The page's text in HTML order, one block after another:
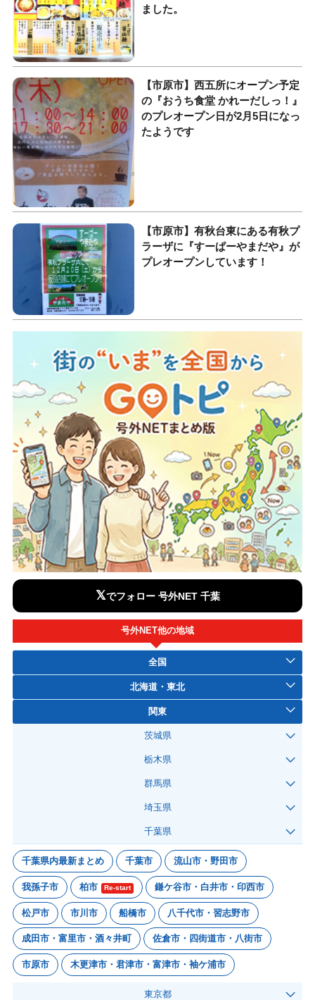
ました。
【市原市】西五所にオープン予定
の『おうち食堂 かれーだしっ！』
のプレオープン日が2月5日になっ
たようです
【市原市】有秋台東にある有秋プ
ラーザに『すーぱーやまだや』が
プレオープンしています！
𝕏でフォロー 号外NET 千葉
号外NET他の地域
全国
北海道・東北
関東
茨城県
栃木県
群馬県
埼玉県
千葉県
千葉県内最新まとめ 千葉市 流山市・野田市
我孫子市 柏市 Re-start 鎌ケ谷市・白井市・印西市
松戸市 市川市 船橋市 八千代市・習志野市
成田市・富里市・酒々井町 佐倉市・四街道市・八街市
市原市 木更津市・君津市・富津市・袖ケ浦市
東京都